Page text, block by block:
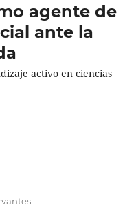
agente de
ante la
activo en ciencias